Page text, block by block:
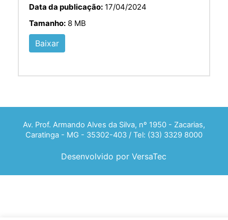
Data da publicação: 17/04/2024
Tamanho: 8 MB
Baixar
Av. Prof. Armando Alves da Silva, nº 1950 - Zacarias,
Caratinga - MG - 35302-403 / Tel: (33) 3329 8000
Desenvolvido por VersaTec